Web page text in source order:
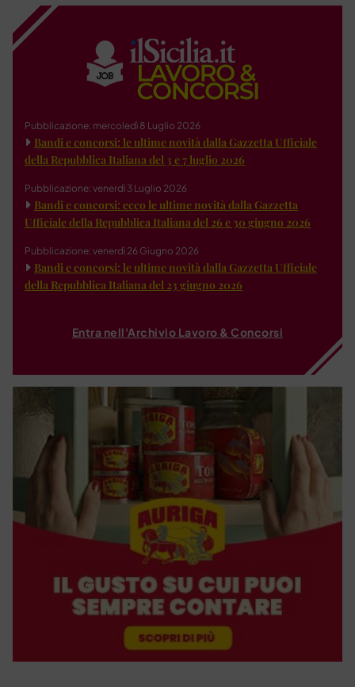
Pubblicazione: mercoledì 8 Luglio 2026
Bandi e concorsi: le ultime novità dalla Gazzetta Ufficiale
della Repubblica Italiana del 3 e 7 luglio 2026
Pubblicazione: venerdì 3 Luglio 2026
Bandi e concorsi: ecco le ultime novità dalla Gazzetta
Ufficiale della Repubblica Italiana del 26 e 30 giugno 2026
Pubblicazione: venerdì 26 Giugno 2026
Bandi e concorsi: le ultime novità dalla Gazzetta Ufficiale
della Repubblica Italiana del 23 giugno 2026
Entra nell'Archivio Lavoro & Concorsi